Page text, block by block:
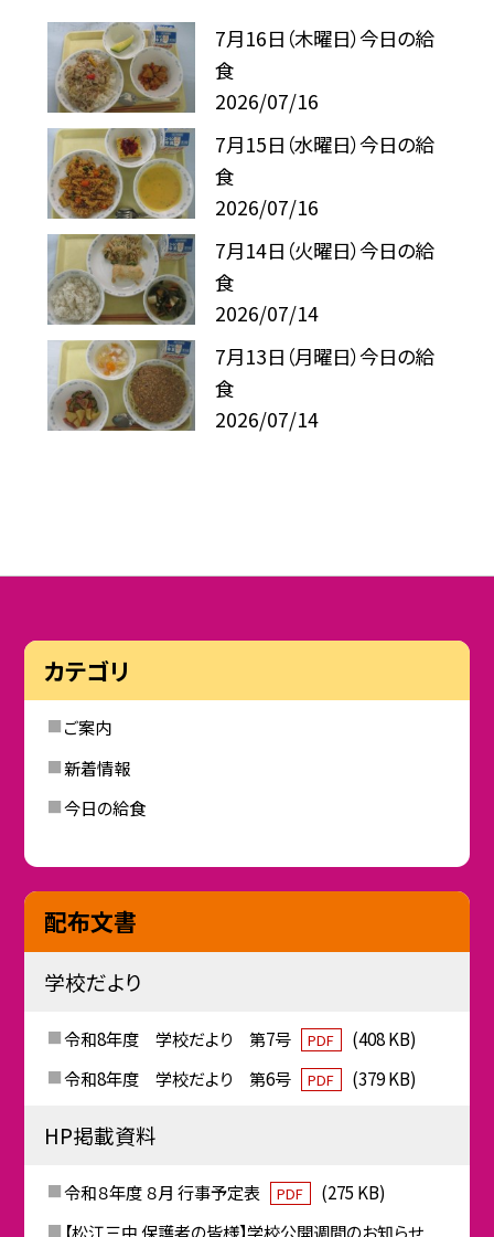
7月16日（木曜日）今日の給
食
2026/07/16
7月15日（水曜日）今日の給
食
2026/07/16
7月14日（火曜日）今日の給
食
2026/07/14
7月13日（月曜日）今日の給
食
2026/07/14
カテゴリ
ご案内
新着情報
今日の給食
配布文書
学校だより
令和8年度 学校だより 第7号 PDF
(408 KB)
令和8年度 学校だより 第6号
PDF (379 KB)
HP掲載資料
令和８年度 ８月 行事予定表 PDF
(275 KB)
【松江三中 保護者の皆様】学校公開週間のお知らせ